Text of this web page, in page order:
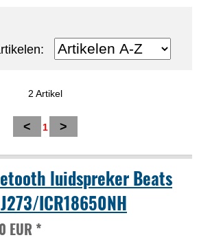
2 Artikel
< 1 >
luidspreker Beats
ICR18650NH
EUR *